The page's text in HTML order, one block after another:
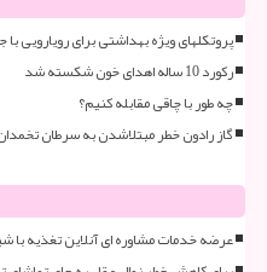
پروتکلهای ویژه بهداشتی برای رویارویی
رکورد 10 ساله اهدای خون شکسته شد
چه طور با چاقی مقابله کنیم؟
گاز رادون خطر مبتلاشدن به سرطان
عرضه خدمات مشاوره ای آنلاین تغذیه با